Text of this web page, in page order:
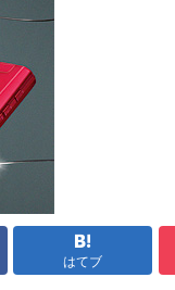
はてブ